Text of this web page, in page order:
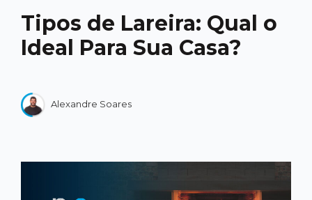
Tipos de Lareira: Qual o
Ideal Para Sua Casa?
Alexandre Soares